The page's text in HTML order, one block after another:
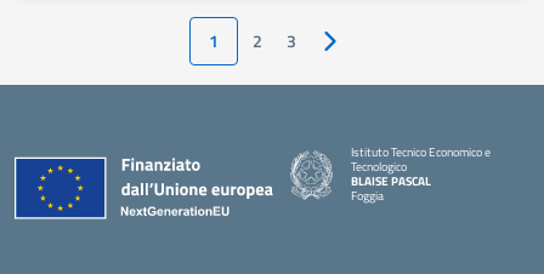
1 2 3 Pagina successiva
Istituto Tecnico Economico e
Tecnologico
BLAISE PASCAL
Foggia
— Visita la pagina iniziale della scuola